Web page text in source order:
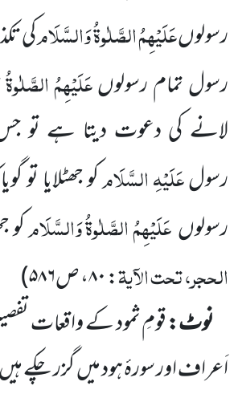
رسولوںعَلَیْہِمُ الصَّلٰوۃُ وَالسَّلَامکی
رسول تمام رسولوںعَلَیْہِمُ
لانے کی دعوت دیتا ہے تو
رسولعَلَیْہِ السَّلَامکو جھٹلایا تو
رسولوںعَلَیْہِمُ الصَّلٰوۃُ وَالسَّلَامکو
الحجر، تحت الآیۃ: ۸۰، ص۵۸۶
)
نوٹ:قومِ ثمود کے واقعات
اَعراف اور سورۂ ہود میںگزر چکے